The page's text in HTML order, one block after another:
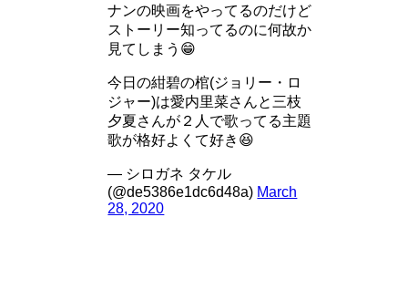
ナンの映画をやってるのだけど
ストーリー知ってるのに何故か
見てしまう😁
今日の紺碧の棺(ジョリー・ロ
ジャー)は愛内里菜さんと三枝
夕夏さんが２人で歌ってる主題
歌が格好よくて好き😆
— シロガネ タケル
(@de5386e1dc6d48a) March
28, 2020